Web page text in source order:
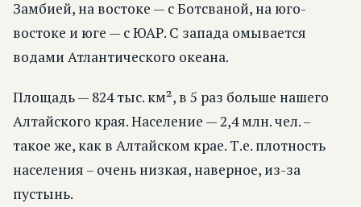
Замбией, на востоке — с Ботсваной, на юго-
востоке и юге — с ЮАР. С запада омывается
водами Атлантического океана.
Площадь — 824 тыс. км², в 5 раз больше нашего
Алтайского края. Население — 2,4 млн. чел. –
такое же, как в Алтайском крае. Т.е. плотность
населения – очень низкая, наверное, из-за
пустынь.